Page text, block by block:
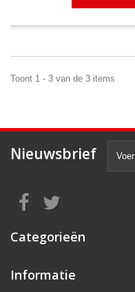
Toont 1 - 3 van de 3 items
Nieuwsbrief
Categorieën
Informatie